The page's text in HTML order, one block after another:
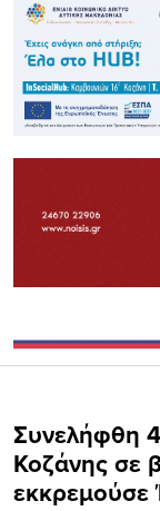
Συνελήφθη
Κοζάνης σε
εκκρεμούσε